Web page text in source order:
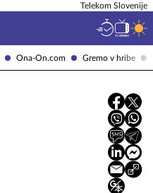
Ona-On.com Gremo v hribe
Telekom Slovenije